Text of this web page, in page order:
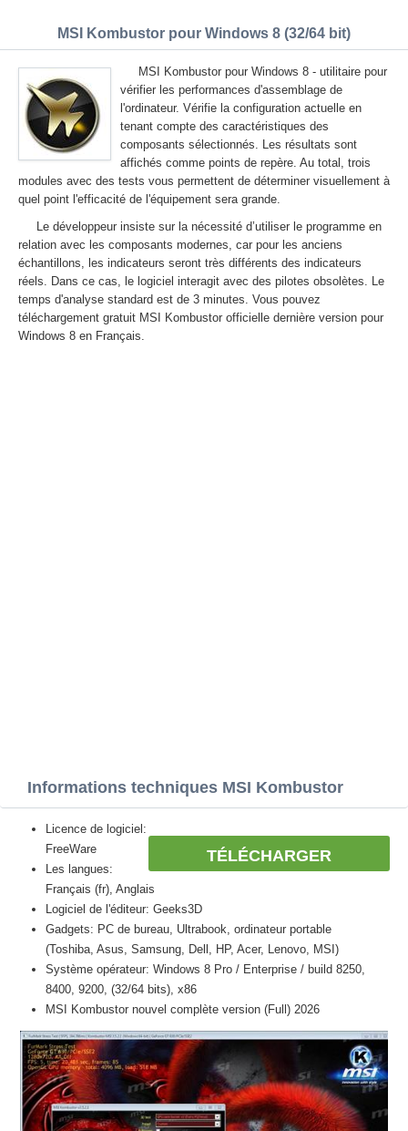
MSI Kombustor pour Windows 8 (32/64 bit)
MSI Kombustor pour Windows 8 - utilitaire pour
vérifier les performances d'assemblage de
l'ordinateur. Vérifie la configuration actuelle en
tenant compte des caractéristiques des
composants sélectionnés. Les résultats sont
affichés comme points de repère. Au total, trois
modules avec des tests vous permettent de déterminer visuellement à
quel point l'efficacité de l'équipement sera grande.
Le développeur insiste sur la nécessité d’utiliser le programme en
relation avec les composants modernes, car pour les anciens
échantillons, les indicateurs seront très différents des indicateurs
réels. Dans ce cas, le logiciel interagit avec des pilotes obsolètes. Le
temps d'analyse standard est de 3 minutes. Vous pouvez
téléchargement gratuit MSI Kombustor officielle dernière version pour
Windows 8 en Français.
Informations techniques MSI Kombustor
TÉLÉCHARGER
Licence de logiciel:
FreeWare
Les langues:
Français (fr), Anglais
Logiciel de l'éditeur: Geeks3D
Gadgets: PC de bureau, Ultrabook, ordinateur portable
(Toshiba, Asus, Samsung, Dell, HP, Acer, Lenovo, MSI)
Système opérateur: Windows 8 Pro / Enterprise / build 8250,
8400, 9200, (32/64 bits), x86
MSI Kombustor nouvel complète version (Full) 2026